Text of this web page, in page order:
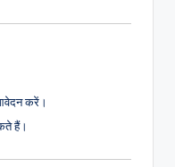
करें।
हैं।